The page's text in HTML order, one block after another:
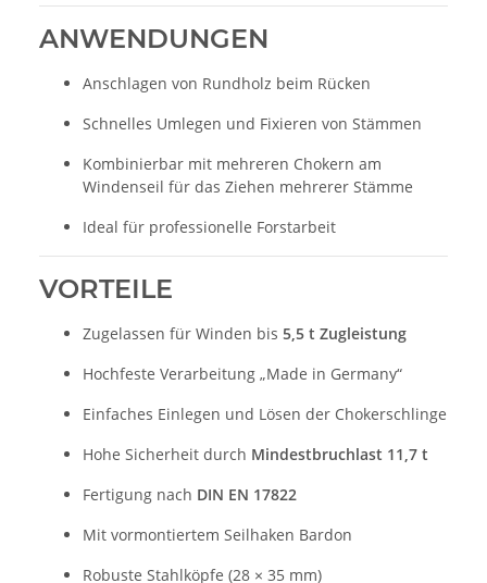
ANWENDUNGEN
Anschlagen von Rundholz beim Rücken
Schnelles Umlegen und Fixieren von Stämmen
Kombinierbar mit mehreren Chokern am
Windenseil für das Ziehen mehrerer Stämme
Ideal für professionelle Forstarbeit
VORTEILE
Zugelassen für Winden bis 5,5 t Zugleistung
Hochfeste Verarbeitung „Made in Germany“
Einfaches Einlegen und Lösen der Chokerschlinge
Hohe Sicherheit durch Mindestbruchlast 11,7 t
Fertigung nach DIN EN 17822
Mit vormontiertem Seilhaken Bardon
Robuste Stahlköpfe (28 × 35 mm)